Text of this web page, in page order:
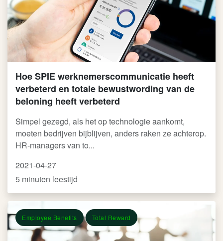
Hoe SPIE werknemerscommunicatie heeft
verbeterd en totale bewustwording van de
beloning heeft verbeterd
Simpel gezegd, als het op technologie aankomt,
moeten bedrijven bijblijven, anders raken ze achterop.
HR-managers van to...
2021-04-27
5 minuten leestijd
Employee Benefits Total Reward